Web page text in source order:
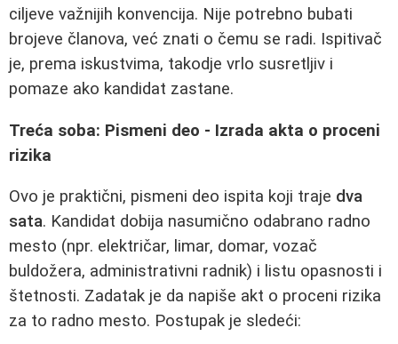
ciljeve važnijih konvencija. Nije potrebno bubati
brojeve članova, već znati o čemu se radi. Ispitivač
je, prema iskustvima, takodje vrlo susretljiv i
pomaze ako kandidat zastane.
Treća soba: Pismeni deo - Izrada akta o proceni
rizika
Ovo je praktični, pismeni deo ispita koji traje dva
sata. Kandidat dobija nasumično odabrano radno
mesto (npr. električar, limar, domar, vozač
buldožera, administrativni radnik) i listu opasnosti i
štetnosti. Zadatak je da napiše akt o proceni rizika
za to radno mesto. Postupak je sledeći: